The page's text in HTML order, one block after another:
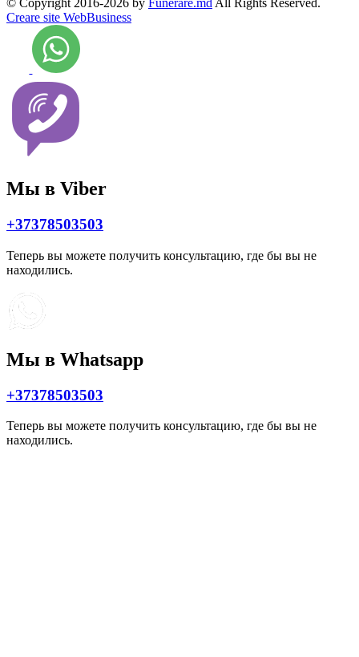
© Copyright 2016-2026 by Funerare.md All Rights Reserved.
Creare site WebBusiness
Мы в Viber
+37378503503
Теперь вы можете получить консультацию, где бы вы не
находились.
Мы в Whatsapp
+37378503503
Теперь вы можете получить консультацию, где бы вы не
находились.